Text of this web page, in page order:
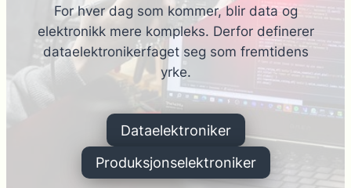
For hver dag som kommer, blir data og
elektronikk mere kompleks. Derfor definerer
dataelektronikerfaget seg som fremtidens
yrke.
Dataelektroniker
Produksjonselektroniker